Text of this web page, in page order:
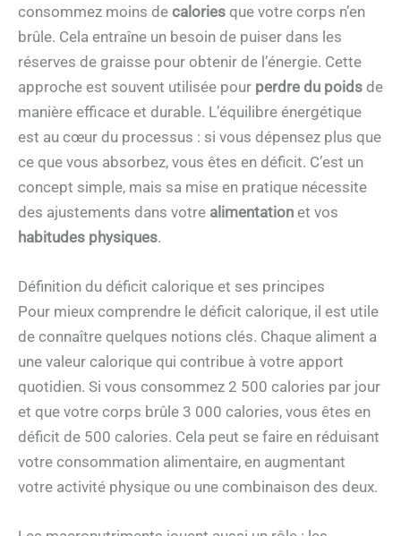
consommez moins de calories que votre corps n’en
brûle. Cela entraîne un besoin de puiser dans les
réserves de graisse pour obtenir de l’énergie. Cette
approche est souvent utilisée pour perdre du poids de
manière efficace et durable. L’équilibre énergétique
est au cœur du processus : si vous dépensez plus que
ce que vous absorbez, vous êtes en déficit. C’est un
concept simple, mais sa mise en pratique nécessite
des ajustements dans votre alimentation et vos
habitudes physiques.
Définition du déficit calorique et ses principes
Pour mieux comprendre le déficit calorique, il est utile
de connaître quelques notions clés. Chaque aliment a
une valeur calorique qui contribue à votre apport
quotidien. Si vous consommez 2 500 calories par jour
et que votre corps brûle 3 000 calories, vous êtes en
déficit de 500 calories. Cela peut se faire en réduisant
votre consommation alimentaire, en augmentant
votre activité physique ou une combinaison des deux.